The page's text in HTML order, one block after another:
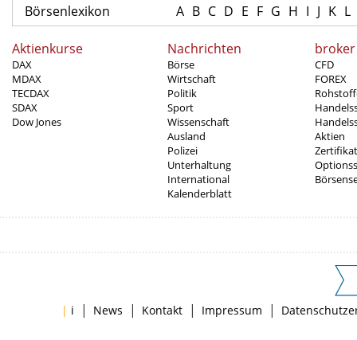
Börsenlexikon A B C D E F G H I J K L
Aktienkurse
DAX
MDAX
TECDAX
SDAX
Dow Jones
Nachrichten
Börse
Wirtschaft
Politik
Sport
Wissenschaft
Ausland
Polizei
Unterhaltung
International
Kalenderblatt
broker
CFD
FOREX
Aktien
| i | News | Kontakt | Impressum |